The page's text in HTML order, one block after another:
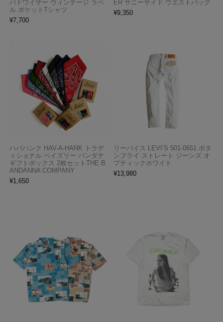
バドワイザー ヴィンテージ ラベ
ル ポケットTシャツ
¥7,700
ER サニーサイド ウエストバッグ
¥9,350
ハバハンク HAV-A-HANK トラデ
ィショナル ペイズリー バンダナ
ギフトボックス 2枚セットTHE B
ANDANNA COMPANY
¥1,650
リーバイス LEVI’S 501-0651 ボタ
ンフライ ストレート ジーンズ オ
プティックホワイト
¥13,980